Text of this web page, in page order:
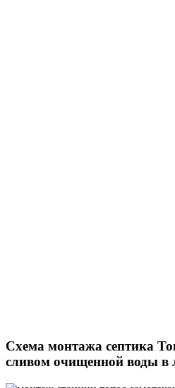
Схема монтажа септика
сливом очищенной воды в